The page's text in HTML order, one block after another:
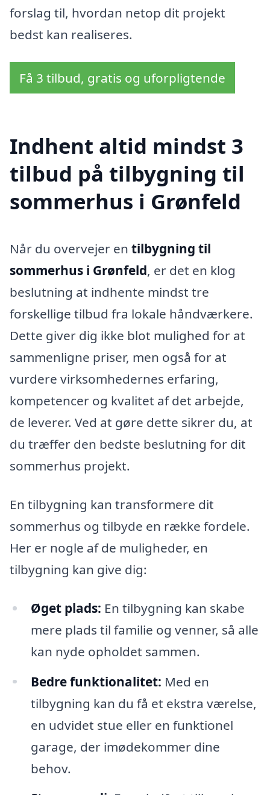
forslag til, hvordan netop dit projekt
bedst kan realiseres.
Få 3 tilbud, gratis og uforpligtende
Indhent altid mindst 3
tilbud på tilbygning til
sommerhus i Grønfeld
Når du overvejer en tilbygning til
sommerhus i Grønfeld, er det en klog
beslutning at indhente mindst tre
forskellige tilbud fra lokale håndværkere.
Dette giver dig ikke blot mulighed for at
sammenligne priser, men også for at
vurdere virksomhedernes erfaring,
kompetencer og kvalitet af det arbejde,
de leverer. Ved at gøre dette sikrer du, at
du træffer den bedste beslutning for dit
sommerhus projekt.
En tilbygning kan transformere dit
sommerhus og tilbyde en række fordele.
Her er nogle af de muligheder, en
tilbygning kan give dig:
Øget plads: En tilbygning kan skabe
mere plads til familie og venner, så alle
kan nyde opholdet sammen.
Bedre funktionalitet: Med en
tilbygning kan du få et ekstra værelse,
en udvidet stue eller en funktionel
garage, der imødekommer dine
behov.